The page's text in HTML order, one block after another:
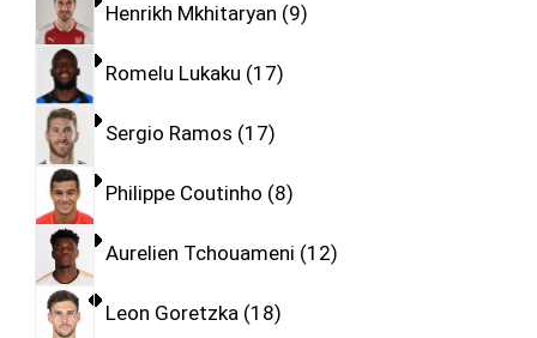
Henrikh Mkhitaryan 9
Romelu Lukaku 17
Sergio Ramos 17
Philippe Coutinho 8
Aurelien Tchouameni 12
Leon Goretzka 18